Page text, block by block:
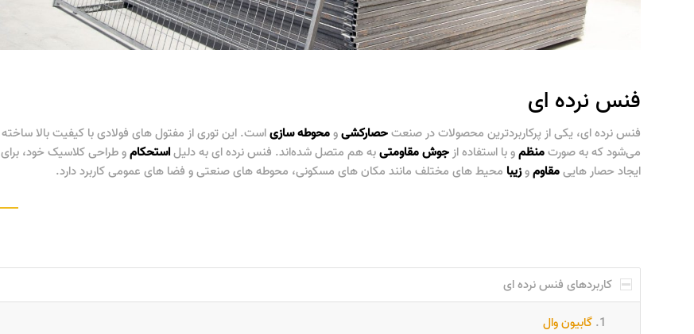
فنس نرده ای
فنس نرده ای، یکی از پرکاربردترین محصولات در صنعتحصارکشیومحوطهسازیاست. این توری از مفتول های فولادی با کیفیت بالا ساخته
می‌شود که به صورتمنظمو با استفاده از جوش مقاومتیبه هم متصل شده‌اند. فنس نرده ایبه دلیلاستحکامو طراحی کلاسیک خود، برای
ایجاد حصار هاییمقاوموزیبا محیط های مختلف مانند مکان های مسکونی، محوطه های صنعتی و فضا های عمومی کاربرد دارد.
کاربردهای فنس نرده ای
گابیون وال